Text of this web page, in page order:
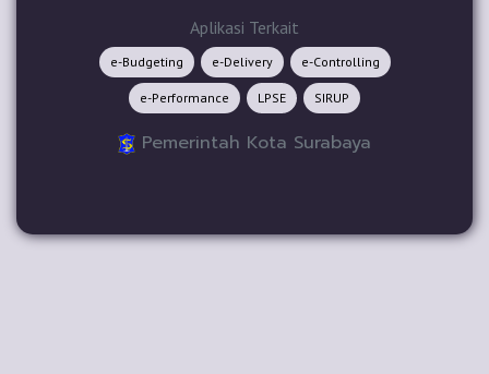
Aplikasi Terkait
e-Budgeting e-Delivery e-Controlling
e-Performance LPSE SIRUP
Pemerintah Kota Surabaya